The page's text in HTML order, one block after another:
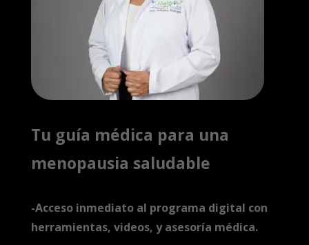
Tu guía médica para una
menopausia saludable
-Acceso inmediato al programa digital con
herramientas, videos, y asesoría médica.